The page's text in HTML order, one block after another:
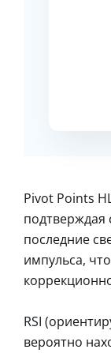
Pivot Points
подтверждая
последние
импульса,
RSI
вероятно